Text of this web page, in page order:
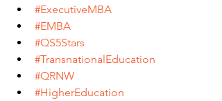
#ExecutiveMBA
#EMBA
#QS5Stars
#TransnationalEducation
#QRNW
#HigherEducation